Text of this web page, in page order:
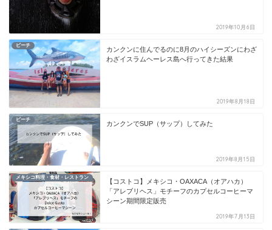
2019年10月6日
ビーチ
カンクンに住んでるのに8月のハイシーズンにわざ
わざイスラムヘーレス島へ行ってきた結果
2019年8月18日
ビーチ
カンクンでSUP（サップ）してみた
2019年8月15日
メキシコ料理・食材・レストラン
【コストコ】メキシコ・OAXACA（オアハカ）
「アレブリヘス」モチーフのカプセルコーヒーマ
シーン期間限定販売
2019年7月13日